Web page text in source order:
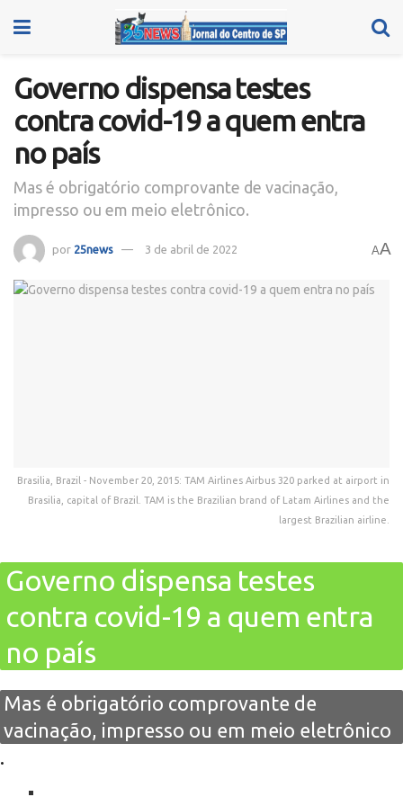
Governo dispensa testes
contra covid-19 a quem entra
no país
Mas é obrigatório comprovante de vacinação,
impresso ou em meio eletrônico.
por 25news 3 de abril de 2022 AA
Brasilia, Brazil - November 20, 2015: TAM Airlines Airbus 320 parked at airport in
Brasilia, capital of Brazil. TAM is the Brazilian brand of Latam Airlines and the
largest Brazilian airline.
Governo dispensa testes
contra covid-19 a quem entra
no país
Mas é obrigatório comprovante de
vacinação, impresso ou em meio eletrônico
.